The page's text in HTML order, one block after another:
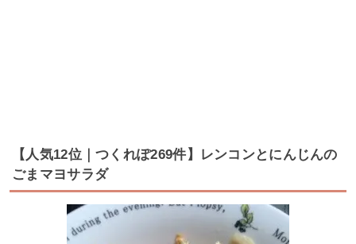
【人気12位｜つくれぽ269件】レンコンとにんじんの
ごまマヨサラダ